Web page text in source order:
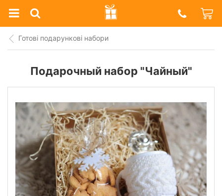
Prazdnik
Shop
Готові подарункові набори
Подарочный набор "Чайный"